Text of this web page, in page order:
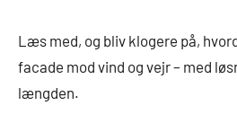
Læs med, og bliv klogere på,
facade mod vind og vejr – med
længden.